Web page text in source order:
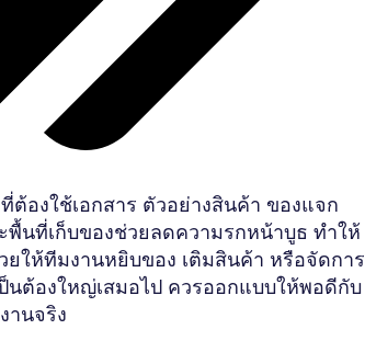
องใช้เอกสาร ตัวอย่างสินค้า ของแจก
นที่เก็บของช่วยลดความรกหน้าบูธ ทำให้
ห้ทีมงานหยิบของ เติมสินค้า หรือจัดการ
นต้องใหญ่เสมอไป ควรออกแบบให้พอดีกับ
านจริง